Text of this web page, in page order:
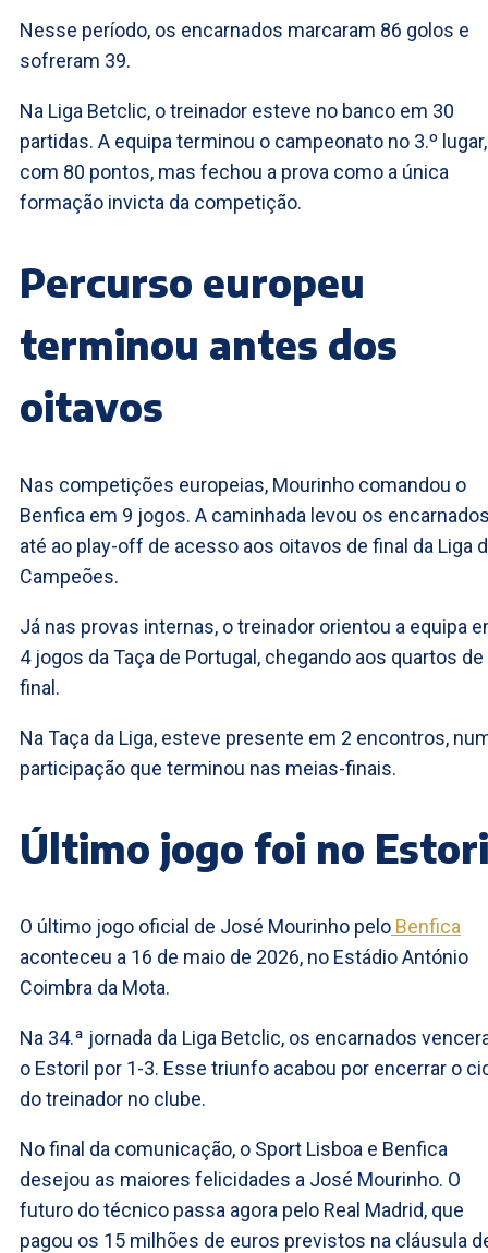
Nesse período, os encarnados marcaram 86 golos e
sofreram 39.
Na Liga Betclic, o treinador esteve no banco em 30
partidas. A equipa terminou o campeonato no 3.º lugar,
com 80 pontos, mas fechou a prova como a única
formação invicta da competição.
Percurso europeu
terminou antes dos
oitavos
Nas competições europeias, Mourinho comandou o
Benfica em 9 jogos. A caminhada levou os
até ao play-off de acesso aos oitavos de final da Liga
Campeões.
Já nas provas internas, o treinador orientou a equipa
4 jogos da Taça de Portugal, chegando aos quartos de
final.
Na Taça da Liga, esteve presente em 2 encontros,
participação que terminou nas meias-finais.
Último jogo foi no
O último jogo oficial de José Mourinho pelo Benfica
aconteceu a 16 de maio de 2026, no Estádio António
Coimbra da Mota.
Na 34.ª jornada da Liga Betclic, os encarnados
o Estoril por 1-3. Esse triunfo acabou por encerrar o
do treinador no clube.
No final da comunicação, o Sport Lisboa e Benfica
desejou as maiores felicidades a José Mourinho. O
futuro do técnico passa agora pelo Real Madrid, que
pagou os 15 milhões de euros previstos na cláusula